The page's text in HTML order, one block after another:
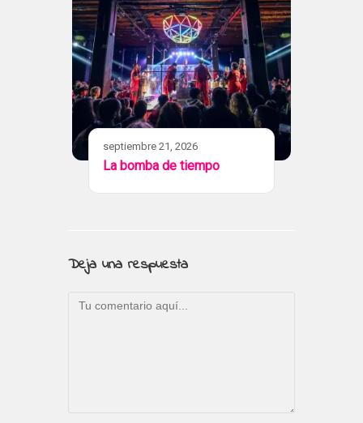
septiembre 21, 2026
La bomba de tiempo
Deja una respuesta
Comentario